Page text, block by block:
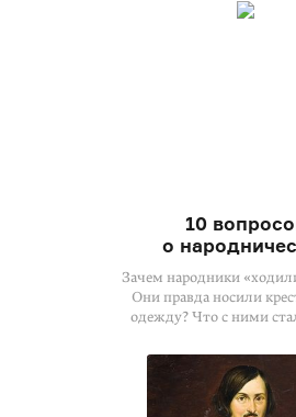
10
о
Зачем народники
Они правда носили
одежду? Что с ними